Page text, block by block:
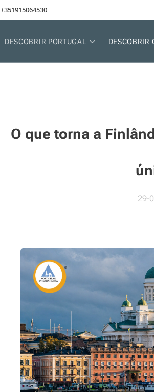
+351915064530
DESCOBRIR PORTUGAL DESCOBRIR
O que torna a
29-